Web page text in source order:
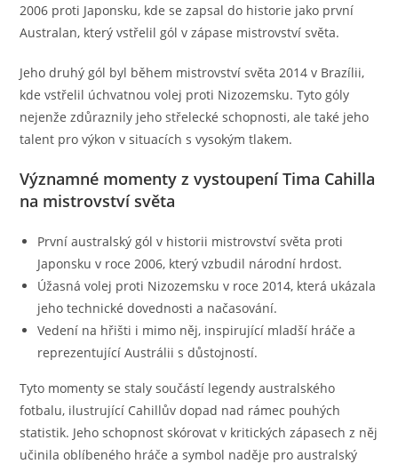
2006 proti Japonsku, kde se zapsal do historie jako první
Australan, který vstřelil gól v zápase mistrovství světa.
Jeho druhý gól byl během mistrovství světa 2014 v Brazílii,
kde vstřelil úchvatnou volej proti Nizozemsku. Tyto góly
nejenže zdůraznily jeho střelecké schopnosti, ale také jeho
talent pro výkon v situacích s vysokým tlakem.
Významné momenty z vystoupení Tima Cahilla
na mistrovství světa
První australský gól v historii mistrovství světa proti
Japonsku v roce 2006, který vzbudil národní hrdost.
Úžasná volej proti Nizozemsku v roce 2014, která ukázala
jeho technické dovednosti a načasování.
Vedení na hřišti i mimo něj, inspirující mladší hráče a
reprezentující Austrálii s důstojností.
Tyto momenty se staly součástí legendy australského
fotbalu, ilustrující Cahillův dopad nad rámec pouhých
statistik. Jeho schopnost skórovat v kritických zápasech z něj
učinila oblíbeného hráče a symbol naděje pro australský